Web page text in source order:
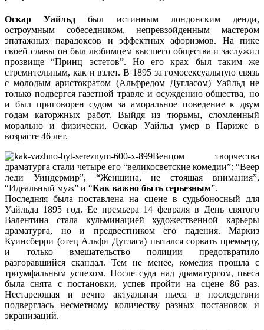
Оскар Уайльд был истинным лондонским денди,
остроумным собеседником, непревзойденным мастером
эпатажных парадоксов и эффектных афоризмов. На пике
своей славы он был любимцем высшего общества и заслужил
прозвище “Принц эстетов”. Но его крах был таким же
стремительным, как и взлет. В 1895 за гомосексуальную связь
с молодым аристократом (Альфредом Дугласом) Уайльд не
только подвергся газетной травле и осуждению общества, но
и был приговорен судом за аморальное поведение к двум
годам каторжных работ. Выйдя из тюрьмы, сломленный
морально и физически, Оскар Уайльд умер в Париже в
возрасте 46 лет.
Венцом творчества
драматурга стали четыре его “великосветские комедии”: “Веер
леди Уиндермир”, “Женщина, не стоящая внимания”,
“Идеальный муж” и “Как важно быть серьезным”.
Последняя была поставлена на сцене в судьбоносный для
Уайльда 1895 год. Ее премьера 14 февраля в День святого
Валентина стала кульминацией художественной карьеры
драматурга, но и предвестником его падения. Маркиз
Куинсберри (отец Альфи Дугласа) пытался сорвать премьеру,
и только вмешательство полиции предотвратило
разгоравшийся скандал. Тем не менее, комедия прошла с
триумфальным успехом. После суда над драматургом, пьеса
была снята с постановки, успев пройти на сцене 86 раз.
Нестареющая и вечно актуальная пьеса в последствии
подверглась несметному количеству разных постановок и
экранизаций.